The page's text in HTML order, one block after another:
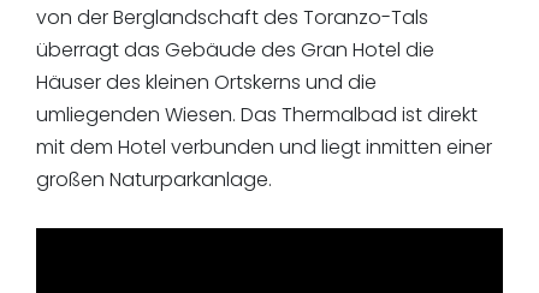
von der Berglandschaft des Toranzo-Tals
überragt das Gebäude des Gran Hotel die
Häuser des kleinen Ortskerns und die
umliegenden Wiesen. Das Thermalbad ist direkt
mit dem Hotel verbunden und liegt inmitten einer
großen Naturparkanlage.